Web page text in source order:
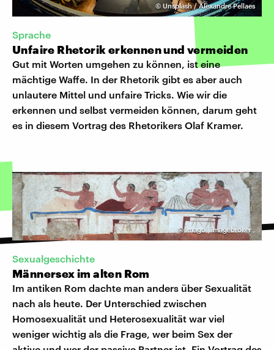
© Unsplash / Alexandre Pellaes
Sprache
Unfaire Rhetorik erkennen und vermeiden
Gut mit Worten umgehen zu können, ist eine
mächtige Waffe. In der Rhetorik gibt es aber auch
unlautere Mittel und unfaire Tricks. Wie wir die
erkennen und selbst vermeiden können, darum geht
es in diesem Vortrag des Rhetorikers Olaf Kramer.
©imago | imagebroker,
Sexualgeschichte
Männersex im alten Rom
Im antiken Rom dachte man anders über Sexualität
nach als heute. Der Unterschied zwischen
Homosexualität und Heterosexualität war viel
weniger wichtig als die Frage, wer beim Sex der